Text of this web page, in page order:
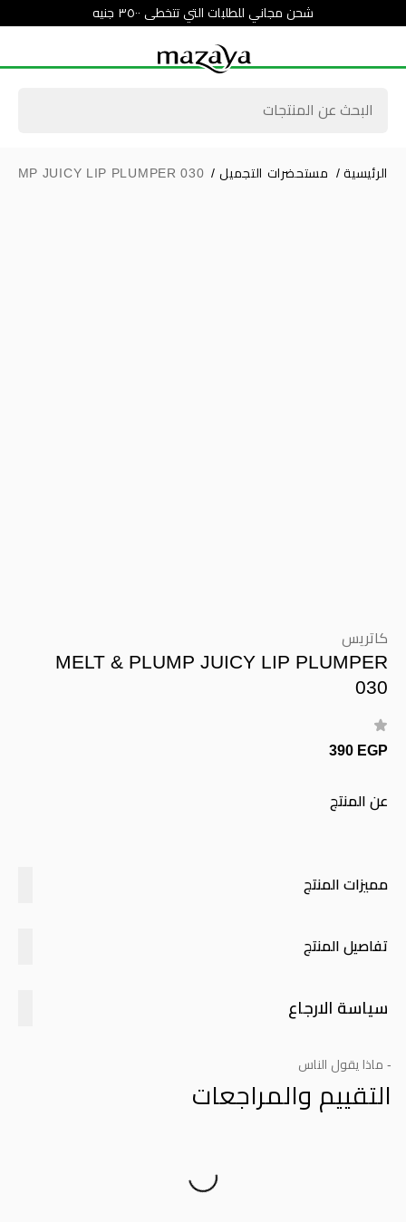
شحن مجاني للطلبات التي تتخطى ٣٥٠٠ جنيه
الرئيسية / مستحضرات التجميل /
JUICY LIP PLUMPER 030
كاتريس
MELT & PLUMP JUICY LIP PLUMPER
030
390 EGP
عن المنتج
مميزات المنتج
تفاصيل المنتج
سياسة الارجاع
- ماذا يقول الناس
التقييم والمراجعات